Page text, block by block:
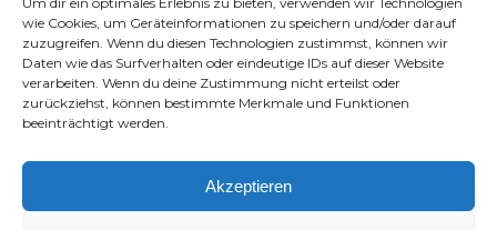
wie Cookies, um Geräteinformationen zu speichern und/oder darauf
zuzugreifen. Wenn du diesen Technologien zustimmst, können wir
Daten wie das Surfverhalten oder eindeutige IDs auf dieser Website
verarbeiten. Wenn du deine Zustimmung nicht erteilst oder
zurückziehst, können bestimmte Merkmale und Funktionen
beeinträchtigt werden.
Akzeptieren